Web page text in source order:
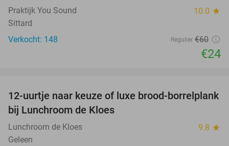
Praktijk You Sound 10.0 star
Sittard
Verkocht: 148
Regulier €60
€24
21%
12-uurtje naar keuze of luxe brood-borrelplank
bij Lunchroom de Kloes
Lunchroom de Kloes 9.8 star
Geleen